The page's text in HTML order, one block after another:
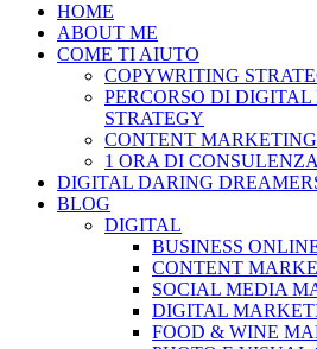
HOME
ABOUT ME
COME TI AIUTO
COPYWRITING
PERCORSO DI
STRATEGY
CONTENT
1 ORA DI
DIGITAL DARING
BLOG
DIGITAL
BUSINESS
CONTENT
SOCIAL MEDIA
DIGITAL
FOOD & WINE